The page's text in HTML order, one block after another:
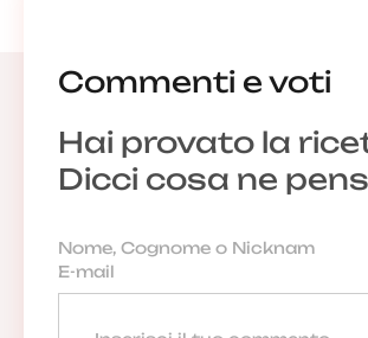
Commenti e voti
Hai provato la
Dicci cosa ne